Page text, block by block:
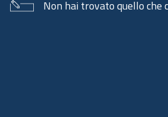
Non hai trovato quello che